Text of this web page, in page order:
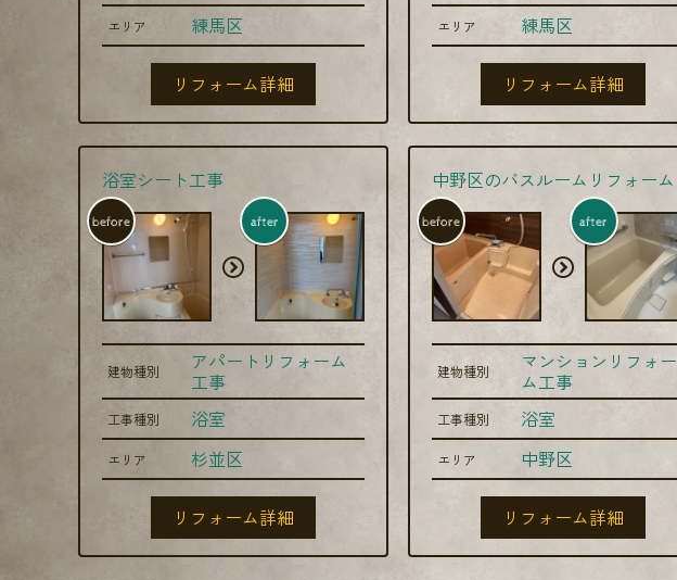
エリア 練馬区
リフォーム詳細
エリア 練馬区
リフォーム詳細
浴室シート工事
before after
建物種別 アパートリフォーム
工事
工事種別 浴室
エリア 杉並区
リフォーム詳細
中野区のバスルームリフォーム
before after
建物種別 マンションリフォー
ム工事
工事種別 浴室
エリア 中野区
リフォーム詳細